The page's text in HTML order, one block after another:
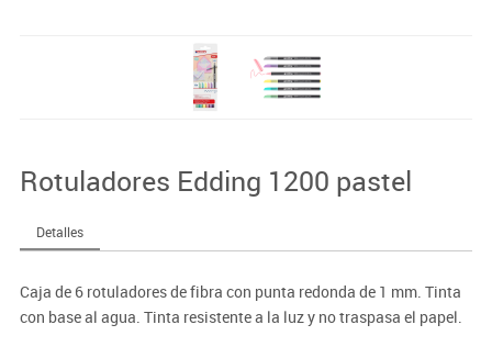
Rotuladores Edding 1200 pastel
Detalles
Caja de 6 rotuladores de fibra con punta redonda de 1 mm. Tinta
con base al agua. Tinta resistente a la luz y no traspasa el papel.